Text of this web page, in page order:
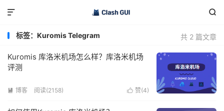


共 2 篇文章
标签：Kuromis Telegram
Kuromis 库洛米机场怎么样？库洛米机场
评测
 赞(4)
 博客 阅读(2158)